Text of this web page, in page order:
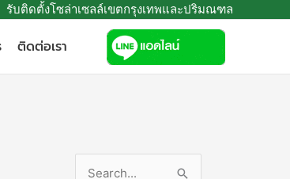
รับติดตั้งโซล่าเซลล์เขตกรุงเทพและปริมณฑล
ติดต่อเรา